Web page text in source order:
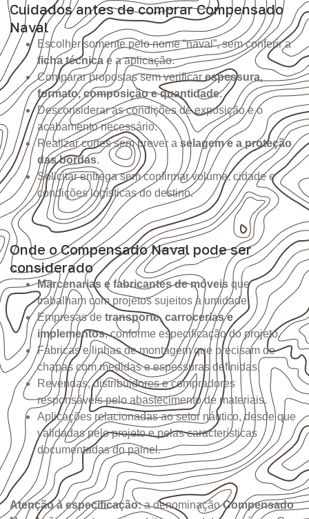
Cuidados antes de comprar Compensado
Naval
Escolher somente pelo nome “naval”, sem conferir a
ficha técnica e a aplicação.
Comparar propostas sem verificar espessura,
formato, composição e quantidade.
Desconsiderar as condições de exposição e o
acabamento necessário.
Realizar cortes sem prever a selagem e a proteção
das bordas.
Solicitar entrega sem confirmar volume, cidade e
condições logísticas do destino.
Onde o Compensado Naval pode ser
considerado
Marcenarias e fabricantes de móveis que
trabalham com projetos sujeitos à umidade.
Empresas de transporte, carrocerias e
implementos, conforme especificação do projeto.
Fábricas e linhas de montagem que precisam de
chapas com medidas e espessuras definidas.
Revendas, distribuidores e compradores
responsáveis pelo abastecimento de materiais.
Aplicações relacionadas ao setor náutico, desde que
validadas pelo projeto e pelas características
documentadas do painel.
Atenção à especificação:a denominaçãoCompensado